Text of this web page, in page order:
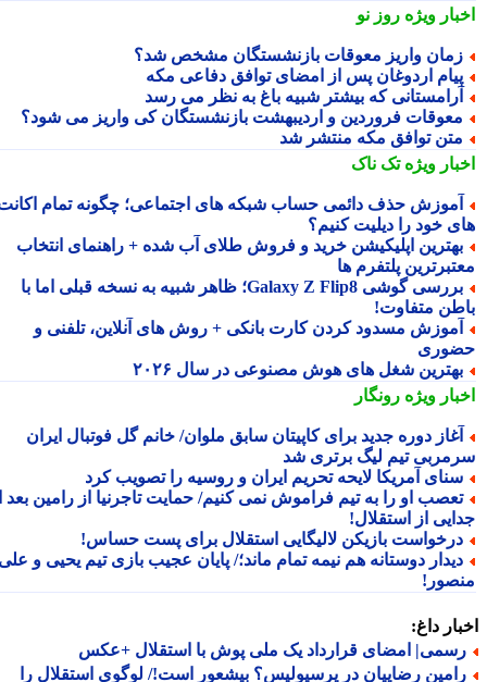
ویژهروز نو
واریز معوقات بازنشستگان مشخص شد؟
اردوغان پس از امضای توافق دفاعی مکه
که بیشتر شبیه باغ به نظر می رسد
فروردین و اردیبهشت بازنشستگان کی واریز می شود؟
توافق مکه منتشر شد
ویژهتک ناک
حذف دائمی حساب شبکه های اجتماعی؛ چگونه تمام اکانت
خود را دیلیت کنیم؟
اپلیکیشن خرید و فروش طلای آب شده + راهنمای انتخاب
پلتفرم ها
بررسی گوشی Galaxy Z Flip8؛ ظاهر شبیه به نسخه قبلی اما با
متفاوت!
مسدود کردن کارت بانکی + روش های آنلاین، تلفنی و
شغل های هوش مصنوعی در سال ۲۰۲۶
ویژهرونگار
دوره جدید برای کاپیتان سابق ملوان/ خانم گل فوتبال ایران
تیم لیگ برتری شد
آمریکا لایحه تحریم ایران و روسیه را تصویب کرد
او را به تیم فراموش نمی کنیم/ حمایت تاجرنیا از رامین بعد از
از استقلال!
بازیکن لالیگایی استقلال برای پست حساس!
دوستانه هم نیمه تمام ماند؛/ پایان عجیب بازی تیم یحیی و علی
داغ:
امضای قرارداد یک ملی پوش با استقلال +عکس
رضاییان در پرسپولیس؟ بیشعور است!/ لوگوی استقلال را